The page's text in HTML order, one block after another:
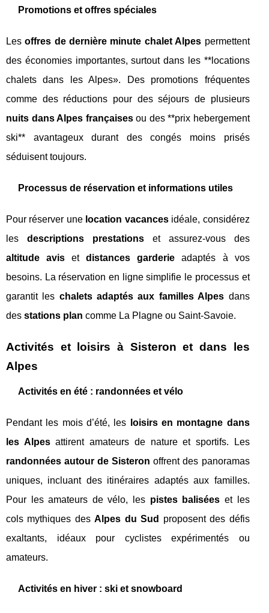
Promotions et offres spéciales
Lesoffres de dernière minute chalet Alpes permettent
des économies importantes, surtout dans les **locations
chalets dans les Alpes». Des promotions fréquentes
comme des réductions pour des séjours de plusieurs
nuits dans Alpes françaisesou des **prix hebergement
ski** avantageux durant des congés moins prisés
séduisent toujours.
Processus de réservation et informations utiles
Pour réserver une location vacancesidéale, considérez
les descriptions prestationset assurez-vous des
altitude avis etdistances garderie adaptés à vos
besoins. La réservation en ligne simplifie le processus et
garantit les chalets adaptés aux familles Alpes dans
des stations plan comme La Plagne ou Saint-Savoie.
Activités et loisirs à Sisteron et dans les
Alpes
Activités en été : randonnées et vélo
Pendant les mois d’été, les
loisirs en montagne dans
les Alpesattirent amateurs de nature et sportifs. Les
randonnées autour de Sisteron offrent des panoramas
uniques, incluant des itinéraires adaptés aux familles.
Pour les amateurs de vélo, les pistes balisées et les
cols mythiques desAlpes du Sud
proposent des défis
exaltants, idéaux pour cyclistes expérimentés ou
amateurs.
Activités en hiver : ski et snowboard